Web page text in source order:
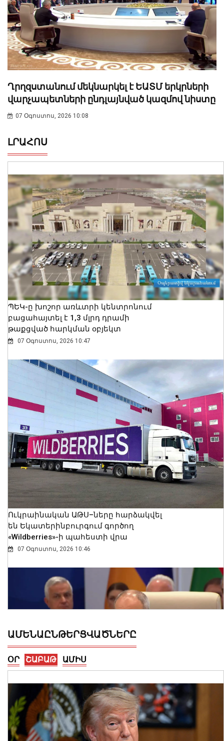
Ղրղզստանում մեկնարկել է ԵԱՏՄ երկրների
վարչապետների ընդլայնված կազմով նիստը
07 Օգոստոս, 2026 10:08
ԼՐԱՀՈՍ
ՊԵԿ-ը խոշոր առևտրի կենտրոնում
բացահայտել է 1,3 մլրդ դրամի
թաքցված հարկման օբյեկտ
07 Օգոստոս, 2026 10:47
Ուկրաինական ԱԹՍ–ները հարձակվել
են Եկատերինբուրգում գործող
«Wildberries»-ի պահեստի վրա
07 Օգոստոս, 2026 10:46
Չենք կարող հանրաքվե անել հարցի
շուրջ, որը գոյություն չունի․
անհարգալից կլինի մեր ժողովրդի
նկատմամբ. վարչապետ
ԱՄԵՆԱԸՆԹԵՐՑՎԱԾՆԵՐԸ
ՕՐ ՇԱԲԱԹ ԱՄԻՍ